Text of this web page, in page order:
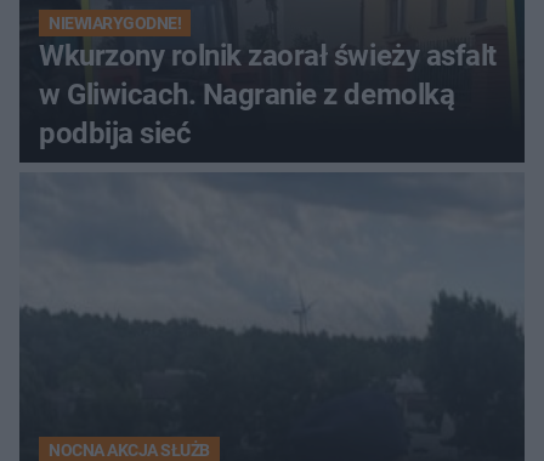
NIEWIARYGODNE!
Wkurzony rolnik zaorał świeży asfalt
w Gliwicach. Nagranie z demolką
podbija sieć
NOCNA AKCJA SŁUŻB